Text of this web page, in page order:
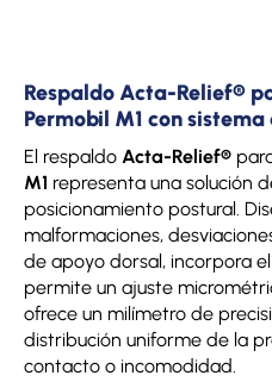
Respaldo Acta-Relief®
Permobil M1 con
El respaldo Acta-Relief®
M1 representa una solución
posicionamiento postural.
malformaciones,
de apoyo dorsal, incorpora
permite un ajuste
ofrece un milímetro de
distribución uniforme de la
contacto o incomodidad.